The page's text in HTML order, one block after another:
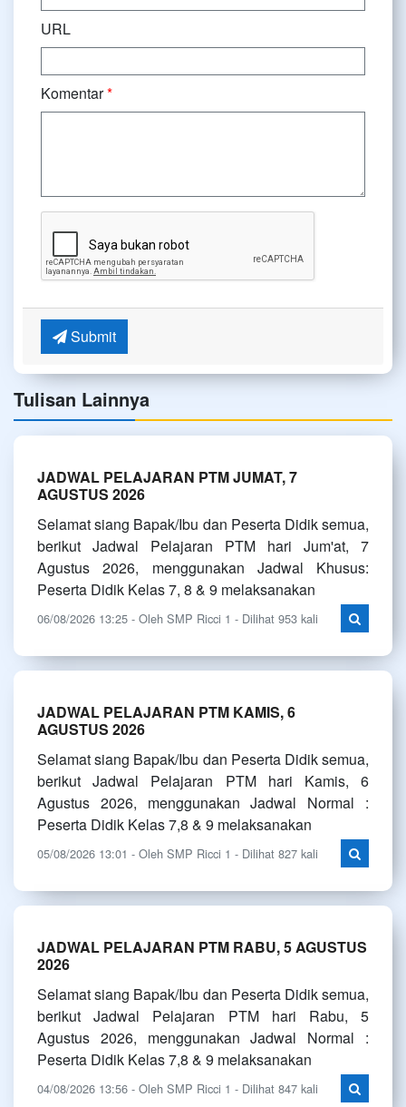
URL
Komentar*
Submit
Tulisan Lainnya
JADWAL PELAJARAN PTM JUMAT, 7
AGUSTUS 2026
Selamat siang Bapak/Ibu dan Peserta Didik semua,
berikut Jadwal Pelajaran PTM hari Jum'at, 7
Agustus 2026, menggunakan Jadwal Khusus:
Peserta Didik Kelas 7, 8 & 9 melaksanakan
06/08/2026 13:25 - Oleh SMP Ricci 1 - Dilihat 953 kali
JADWAL PELAJARAN PTM KAMIS, 6
AGUSTUS 2026
Selamat siang Bapak/Ibu dan Peserta Didik semua,
berikut Jadwal Pelajaran PTM hari Kamis, 6
Agustus 2026, menggunakan Jadwal Normal :
Peserta Didik Kelas 7,8 & 9 melaksanakan
05/08/2026 13:01 - Oleh SMP Ricci 1 - Dilihat 827 kali
JADWAL PELAJARAN PTM RABU, 5 AGUSTUS
2026
Selamat siang Bapak/Ibu dan Peserta Didik semua,
berikut Jadwal Pelajaran PTM hari Rabu, 5
Agustus 2026, menggunakan Jadwal Normal :
Peserta Didik Kelas 7,8 & 9 melaksanakan
04/08/2026 13:56 - Oleh SMP Ricci 1 - Dilihat 847 kali